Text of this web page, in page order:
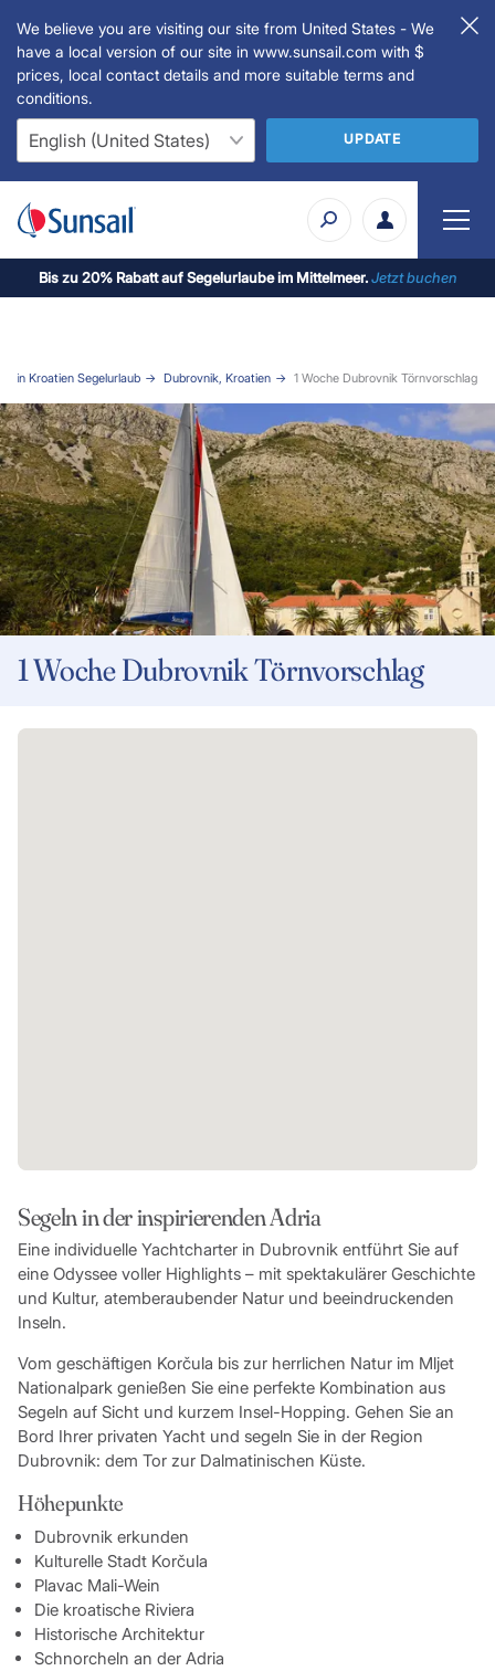
We believe you are visiting our site from United States - We
have a local version of our site in www.sunsail.com with $
prices, local contact details and more suitable terms and
conditions.
UPDATE
Bis zu 20% Rabatt auf Segelurlaube im Mittelmeer.Jetzt buchen
in Kroatien Segelurlaub Dubrovnik, Kroatien 1 Woche Dubrovnik Törnvorschlag
1 Woche Dubrovnik Törnvorschlag
Segeln in der inspirierenden Adria
Eine individuelle Yachtcharter in Dubrovnik entführt Sie auf
eine Odyssee voller Highlights – mit spektakulärer Geschichte
und Kultur, atemberaubender Natur und beeindruckenden
Inseln.
Vom geschäftigen Korčula bis zur herrlichen Natur im Mljet
Nationalpark genießen Sie eine perfekte Kombination aus
Segeln auf Sicht und kurzem Insel-Hopping. Gehen Sie an
Bord Ihrer privaten Yacht und segeln Sie in der Region
Dubrovnik: dem Tor zur Dalmatinischen Küste.
Höhepunkte
Dubrovnik erkunden
Kulturelle Stadt Korčula
Plavac Mali-Wein
Die kroatische Riviera
Historische Architektur
Schnorcheln an der Adria